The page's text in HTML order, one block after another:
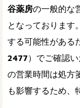
谷薬房の一般的な
となっております
する可能性がある
2477）でご確認
の営業時間は処方
も影響するため、